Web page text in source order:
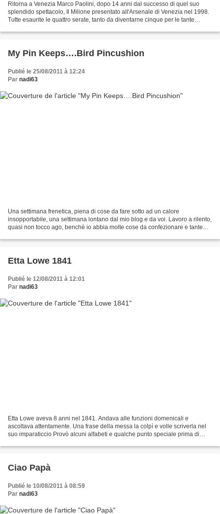
Ritorna a Venezia Marco Paolini, dopo 14 anni dal successo di quel suo
splendido spettacolo, Il Milione presentato all'Arsenale di Venezia nel 1998.
Tutte esaurite le quattro serate, tanto da diventarne cinque per le tante
My Pin Keeps….Bird Pincushion
Publié le 25/08/2011 à 12:24
Par nadi63
Una settimana frenetica, piena di cose da fare sotto ad un calore
insopportabile, una settimana lontano dal mio blog e da voi. Lavoro a rilento,
quasi non tocco ago, benchè io abbia molte cose da confezionare e tante
Etta Lowe 1841
Publié le 12/08/2011 à 12:01
Par nadi63
Etta Lowe aveva 8 anni nel 1841. Andava alle funzioni domenicali e
ascoltava attentamente. Una frase della messa la colpì e volle scriverla nel
suo imparaticcio Provò alcuni alfabeti e qualche punto speciale prima di
Ciao Papà
Publié le 10/08/2011 à 08:59
Par nadi63